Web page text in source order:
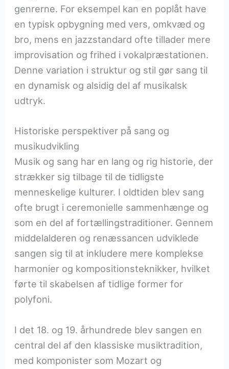
genrerne. For eksempel kan en poplåt have
en typisk opbygning med vers, omkvæd og
bro, mens en jazzstandard ofte tillader mere
improvisation og frihed i vokalpræstationen.
Denne variation i struktur og stil gør sang til
en dynamisk og alsidig del af musikalsk
udtryk.
Historiske perspektiver på sang og
musikudvikling
Musik og sang har en lang og rig historie, der
strækker sig tilbage til de tidligste
menneskelige kulturer. I oldtiden blev sang
ofte brugt i ceremonielle sammenhænge og
som en del af fortællingstraditioner. Gennem
middelalderen og renæssancen udviklede
sangen sig til at inkludere mere komplekse
harmonier og kompositionsteknikker, hvilket
førte til skabelsen af tidlige former for
polyfoni.
I det 18. og 19. århundrede blev sangen en
central del af den klassiske musiktradition,
med komponister som Mozart og